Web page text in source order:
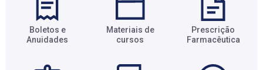
Boletos e
Anuidades​
Materiais de
cursos​
Prescrição
Farmacêutica​